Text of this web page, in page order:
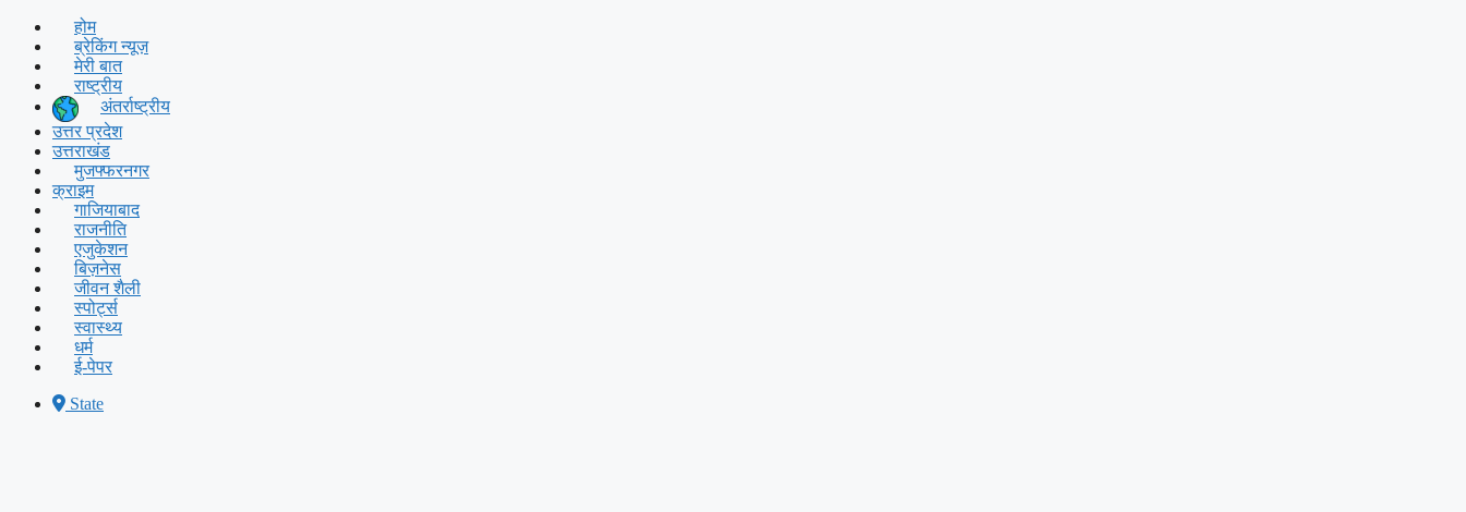
होम
ब्रेकिंग न्यूज़
मेरी बात
राष्ट्रीय
अंतर्राष्ट्रीय
उत्तर प्रदेश
उत्तराखंड
मुजफ्फरनगर
क्राइम
गाजियाबाद
राजनीति
एजुकेशन
बिज़नेस
जीवन शैली
स्पोर्ट्स
स्वास्थ्य
धर्म
ई-पेपर
State